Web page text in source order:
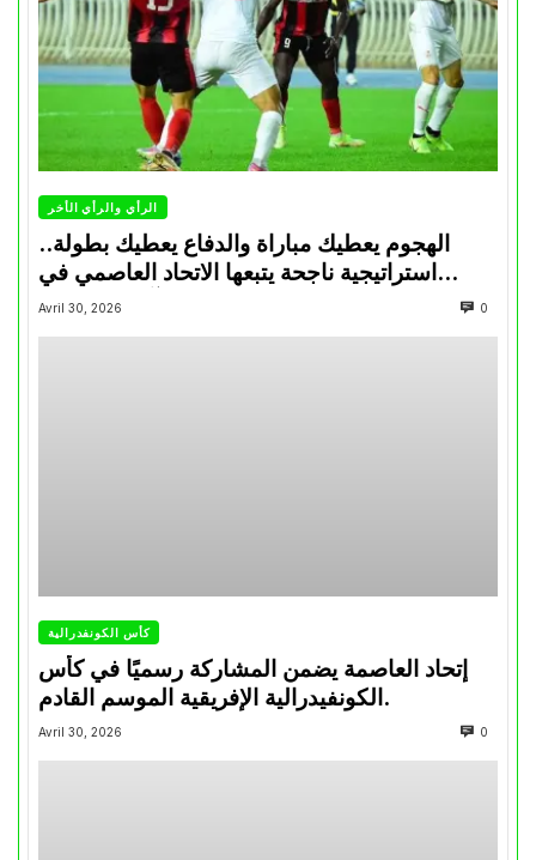
الرأي والرأي الأخر
الهجوم يعطيك مباراة والدفاع يعطيك بطولة..
استراتيجية ناجحة يتبعها الاتحاد العاصمي في
تتويجاته آخر السنوات
Avril 30, 2026 0
كأس الكونفدرالية
إتحاد العاصمة يضمن المشاركة رسميًا في كأس
الكونفيدرالية الإفريقية الموسم القادم.
Avril 30, 2026 0